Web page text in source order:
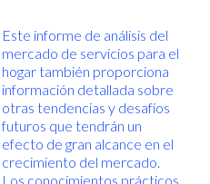
Este informe de análisis del
mercado de servicios para el
hogar también proporciona
información detallada sobre
otras tendencias y desafíos
futuros que tendrán un
efecto de gran alcance en el
crecimiento del mercado.
Los conocimientos prácticos